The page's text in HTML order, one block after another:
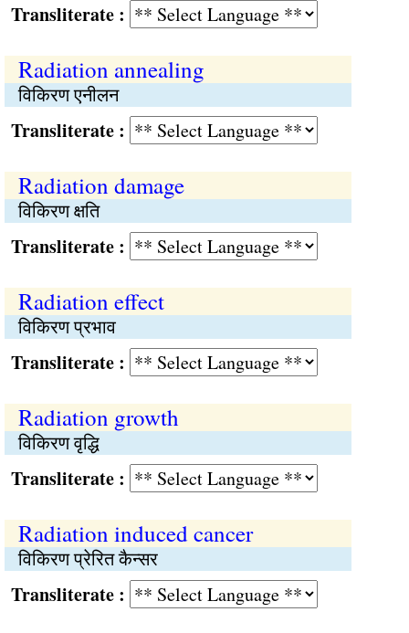
:
Radiation annealing
विकिरण एनीलन
:
Radiation damage
विकिरण क्षति
:
Radiation effect
विकिरण प्रभाव
:
Radiation growth
विकिरण वृद्धि
:
Radiation induced cancer
विकिरण प्रेरित कैन्सर
: